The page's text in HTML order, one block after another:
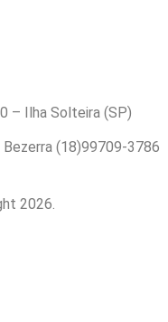
– Ilha Solteira (SP)
(18)99709-3786
2026.